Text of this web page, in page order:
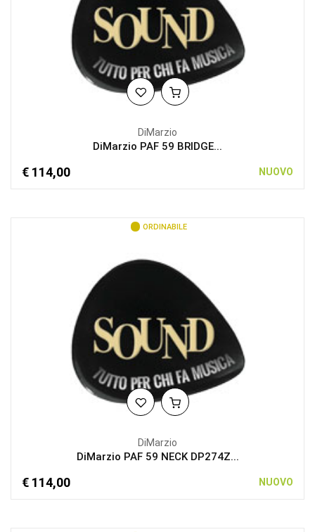
DiMarzio
DiMarzio PAF 59 BRIDGE...
€ 114,00 NUOVO
ORDINABILE
DiMarzio
DiMarzio PAF 59 NECK DP274Z...
€ 114,00 NUOVO